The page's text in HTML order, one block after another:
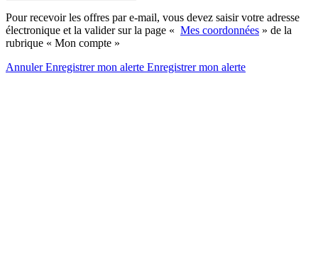
Pour recevoir les offres par e-mail, vous devez saisir votre adresse
électronique et la valider sur la page « Mes coordonnées » de la
rubrique « Mon compte »
AnnulerEnregistrer mon alerte Enregistrermon alerte